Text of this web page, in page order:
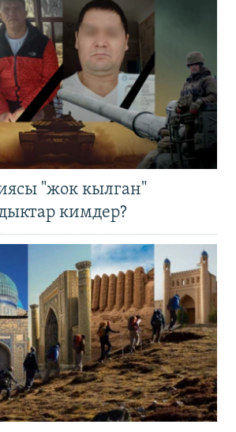
"жок кылган"
кимдер?